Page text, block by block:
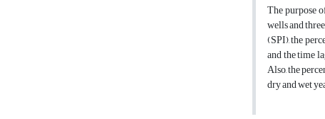
The purpose
wells and
(SPI), the
and the time
Also, the
dry and wet